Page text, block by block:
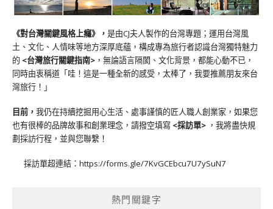
《對台灣關鍵風格上癮》 ， 是由CJ夫人製作的台灣專題；運用台灣風
土、文化、人情味等地方深厚底蘊，構成專為旅行者認識台灣獨特魅力
的 <台灣旅行關鍵指南> ，無論語言隔閡、文化背景，都能心動不已，
同時由衷稱道「哇！這是一種全新的感受，太棒了，我要推薦朋友來台
灣旅行！」
目前， 我仍在持續挖掘用心生活、處事謹慎的匠人職人創業家，如果您
也有很棒的品牌故事和創業理念，請撥空填寫 <採訪單> ，我將盡快規
劃採訪行程，並與您聯繫！
採訪單超連結： https://forms.gle/7KvGCEbcu7U7ySuN7
熱門關鍵字